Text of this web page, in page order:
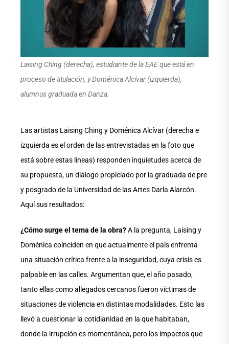
Laising Ching (derecha), estudiante de la EAE que está en
proceso de titulación, y Doménica Alcívar (izquierda),
alumnus graduada en Danza.
Las artistas Laising Ching y Doménica Alcívar (derecha e
izquierda es el orden de las entrevistadas en la foto que
está sobre estas líneas) responden inquietudes acerca de
su propuesta, un diálogo propiciado por la graduada de pre
y posgrado de la Universidad de las Artes Darla Alarcón.
Aquí sus resultados:
¿Cómo surge el tema de la obra?A la pregunta, Laising y
Doménica coinciden en que actualmente el país enfrenta
una situación crítica frente a la inseguridad, cuya crisis es
palpable en las calles. Argumentan que, el año pasado,
tanto ellas como allegados cercanos fueron víctimas de
situaciones de violencia en distintas modalidades. Esto las
llevó a cuestionar la cotidianidad en la que habitaban,
donde la irrupción es momentánea, pero los impactos que